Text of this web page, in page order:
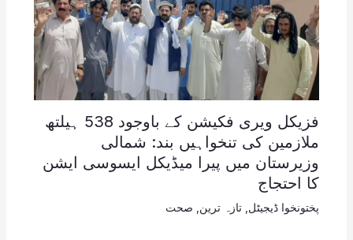
فزیکل ویری فکیشن کے باوجود 538 ہیلتھ
ملازمین کی تنخواہیں بند: شمالی
وزیرستان میں پیرا میڈیکل ایسوسی ایشن
کا احتجاج
پختونخوا ڈیجیٹل تازہ ترین صحت